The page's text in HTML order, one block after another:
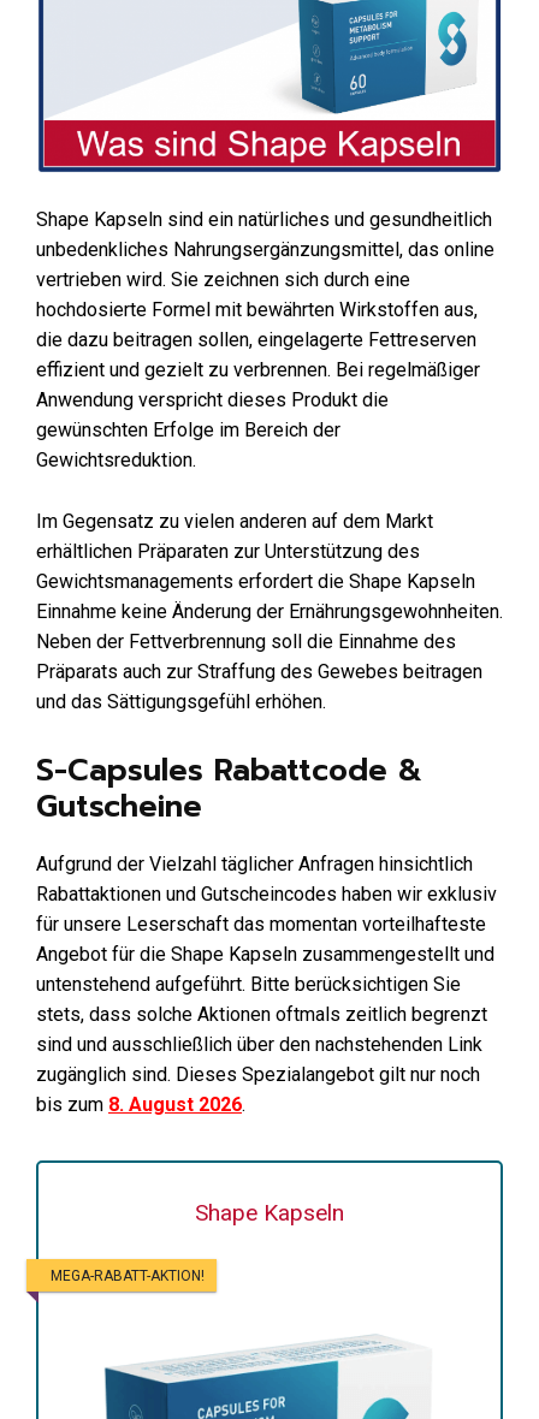
Shape Kapseln sind ein natürliches und gesundheitlich
unbedenkliches Nahrungsergänzungsmittel, das online
vertrieben wird. Sie zeichnen sich durch eine
hochdosierte Formel mit bewährten Wirkstoffen aus,
die dazu beitragen sollen, eingelagerte Fettreserven
effizient und gezielt zu verbrennen. Bei regelmäßiger
Anwendung verspricht dieses Produkt die
gewünschten Erfolge im Bereich der
Gewichtsreduktion.
Im Gegensatz zu vielen anderen auf dem Markt
erhältlichen Präparaten zur Unterstützung des
Gewichtsmanagements erfordert die Shape Kapseln
Einnahme keine Änderung der Ernährungsgewohnheiten.
Neben der Fettverbrennung soll die Einnahme des
Präparats auch zur Straffung des Gewebes beitragen
und das Sättigungsgefühl erhöhen.
S-Capsules Rabattcode &
Gutscheine
Aufgrund der Vielzahl täglicher Anfragen hinsichtlich
Rabattaktionen und Gutscheincodes haben wir exklusiv
für unsere Leserschaft das momentan vorteilhafteste
Angebot für die Shape Kapseln zusammengestellt und
untenstehend aufgeführt. Bitte berücksichtigen Sie
stets, dass solche Aktionen oftmals zeitlich begrenzt
sind und ausschließlich über den nachstehenden Link
zugänglich sind. Dieses Spezialangebot gilt nur noch
bis zum 8. August 2026.
Shape Kapseln
MEGA-RABATT-AKTION!